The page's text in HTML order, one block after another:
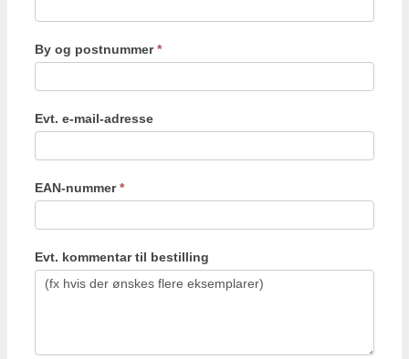
By og postnummer*
Evt. e-mail-adresse
EAN-nummer*
Evt. kommentar til bestilling